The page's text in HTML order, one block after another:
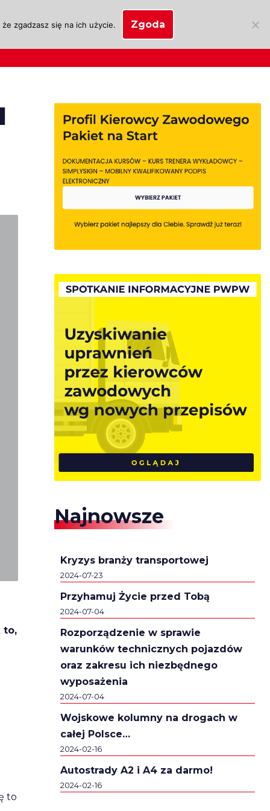
to,
to
Najnowsze
Kryzys branży transportowej
2024-07-23
Przyhamuj Życie przed Tobą
2024-07-04
Rozporządzenie w sprawie
warunków technicznych pojazdów
oraz zakresu ich niezbędnego
wyposażenia
2024-07-04
Wojskowe kolumny na drogach w
całej Polsce…
2024-02-16
Autostrady A2 i A4 za darmo!
2024-02-16
zgadzasz się na ich użycie. Zgoda